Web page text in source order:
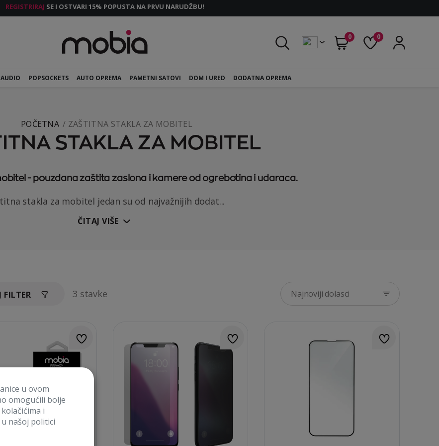
REGISTRIRAJ SE I OSTVARI 15% POPUSTA NA PRVU NARUDŽBU!
0 0
AUDIO POPSOCKETS AUTO OPREMA PAMETNI SATOVI DOM I URED DODATNA OPREMA
POČETNA ZAŠTITNA STAKLA ZA MOBITEL
STAKLA ZA MOBITEL
- pouzdana zaštita zaslona i kamere od ogrebotina i udaraca.
stakla za mobitel jedan su od najvažnijih dodat...
ČITAJ VIŠE
FILTER 3 stavke Najnoviji dolasci
u ovom
omogućili bolje
i
našoj politici